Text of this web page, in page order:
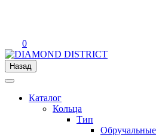
0
Назад
Каталог
Кольца
Тип
Обручальные